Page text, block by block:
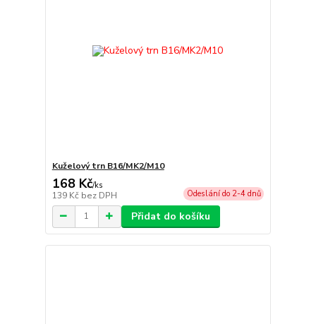
Kuželový trn B16/MK2/M10
168 Kč/ks
139 Kč bez DPH Odeslání do 2-4 dnů
Přidat do košíku